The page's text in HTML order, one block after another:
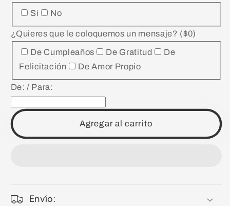
Si No
¿Quieres que le coloquemos un mensaje? ($0)
De Cumpleaños De Gratitud
De
Felicitación
De Amor Propio
De: / Para:
Agregar al carrito
Envío: